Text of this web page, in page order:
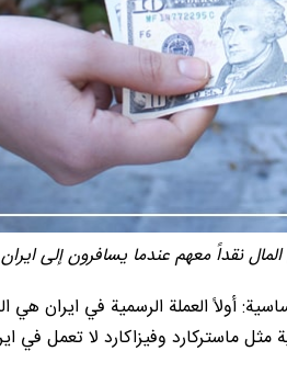
نقداً معهم عندما يسافرون إلى
أولاً العملة الرسمية في ايران
مثل ماستركارد وفيزاكارد لا تعمل